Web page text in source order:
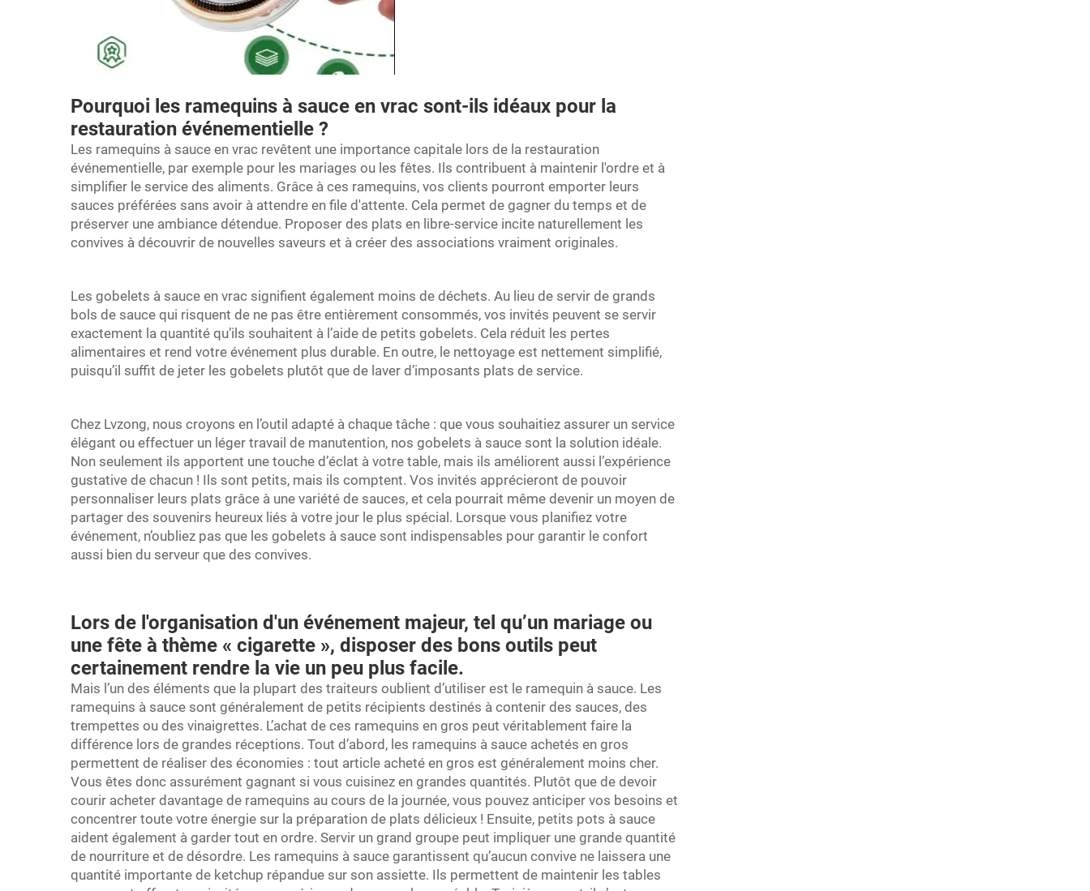
Pourquoi les ramequins à sauce en vrac sont-ils idéaux pour la
restauration événementielle ?
Les ramequins à sauce en vrac revêtent une importance capitale lors de la restauration
événementielle, par exemple pour les mariages ou les fêtes. Ils contribuent à maintenir l'ordre et à
simplifier le service des aliments. Grâce à ces ramequins, vos clients pourront emporter leurs
sauces préférées sans avoir à attendre en file d'attente. Cela permet de gagner du temps et de
préserver une ambiance détendue. Proposer des plats en libre-service incite naturellement les
convives à découvrir de nouvelles saveurs et à créer des associations vraiment originales.
Les gobelets à sauce en vrac signifient également moins de déchets. Au lieu de servir de grands
bols de sauce qui risquent de ne pas être entièrement consommés, vos invités peuvent se servir
exactement la quantité qu’ils souhaitent à l’aide de petits gobelets. Cela réduit les pertes
alimentaires et rend votre événement plus durable. En outre, le nettoyage est nettement simplifié,
puisqu’il suffit de jeter les gobelets plutôt que de laver d’imposants plats de service.
Chez Lvzong, nous croyons en l’outil adapté à chaque tâche : que vous souhaitiez assurer un service
élégant ou effectuer un léger travail de manutention, nos gobelets à sauce sont la solution idéale.
Non seulement ils apportent une touche d’éclat à votre table, mais ils améliorent aussi l’expérience
gustative de chacun ! Ils sont petits, mais ils comptent. Vos invités apprécieront de pouvoir
personnaliser leurs plats grâce à une variété de sauces, et cela pourrait même devenir un moyen de
partager des souvenirs heureux liés à votre jour le plus spécial. Lorsque vous planifiez votre
événement, n’oubliez pas que les gobelets à sauce sont indispensables pour garantir le confort
aussi bien du serveur que des convives.
Lors de l'organisation d'un événement majeur, tel qu’un mariage ou
une fête à thème « cigarette », disposer des bons outils peut
certainement rendre la vie un peu plus facile.
Mais l’un des éléments que la plupart des traiteurs oublient d’utiliser est le ramequin à sauce. Les
ramequins à sauce sont généralement de petits récipients destinés à contenir des sauces, des
trempettes ou des vinaigrettes. L’achat de ces ramequins en gros peut véritablement faire la
différence lors de grandes réceptions. Tout d’abord, les ramequins à sauce achetés en gros
permettent de réaliser des économies : tout article acheté en gros est généralement moins cher.
Vous êtes donc assurément gagnant si vous cuisinez en grandes quantités. Plutôt que de devoir
courir acheter davantage de ramequins au cours de la journée, vous pouvez anticiper vos besoins et
concentrer toute votre énergie sur la préparation de plats délicieux ! Ensuite, petits pots à sauce
aident également à garder tout en ordre. Servir un grand groupe peut impliquer une grande quantité
de nourriture et de désordre. Les ramequins à sauce garantissent qu’aucun convive ne laissera une
quantité importante de ketchup répandue sur son assiette. Ils permettent de maintenir les tables